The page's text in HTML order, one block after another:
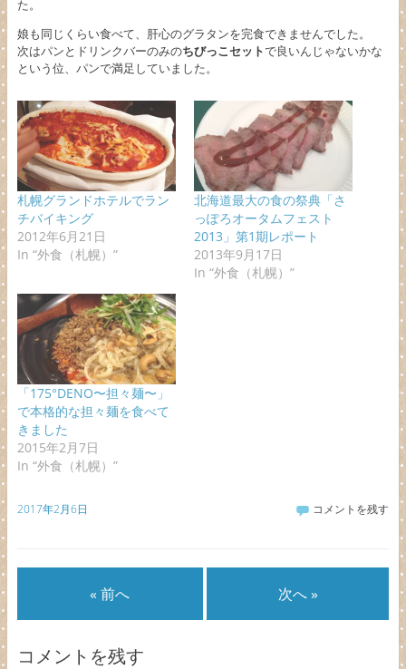
た。
娘も同じくらい食べて、肝心のグラタンを完食できませんでした。
次はパンとドリンクバーのみのちびっこセットで良いんじゃないかな
という位、パンで満足していました。
札幌グランドホテルでラン
チバイキング
2012年6月21日
In “外食（札幌）”
北海道最大の食の祭典「さ
っぽろオータムフェスト
2013」第1期レポート
2013年9月17日
In “外食（札幌）”
「175°DENO〜担々麺〜」
で本格的な担々麺を食べて
きました
2015年2月7日
In “外食（札幌）”
2017年2月6日 コメントを残す
« 前へ 次へ »
コメントを残す